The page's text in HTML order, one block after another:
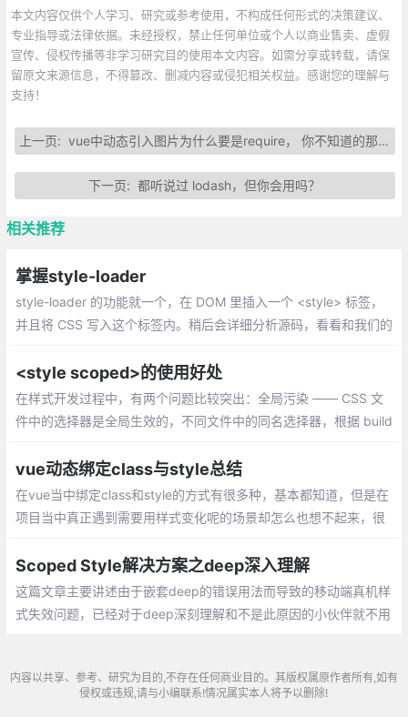
本文内容仅供个人学习、研究或参考使用，不构成任何形式的决策建议、
专业指导或法律依据。未经授权，禁止任何单位或个人以商业售卖、虚假
宣传、侵权传播等非学习研究目的使用本文内容。如需分享或转载，请保
留原文来源信息，不得篡改、删减内容或侵犯相关权益。感谢您的理解与
支持！
上一页:vue中动态引入图片为什么要是require， 你不知道的那些事
下一页:都听说过 lodash，但你会用吗？
相关推荐
掌握style-loader
style-loader 的功能就一个，在 DOM 里插入一个 <style> 标签，
并且将 CSS 写入这个标签内。稍后会详细分析源码，看看和我们的
<style scoped>的使用好处
在样式开发过程中，有两个问题比较突出：全局污染 —— CSS 文
件中的选择器是全局生效的，不同文件中的同名选择器，根据 build
vue动态绑定class与style总结
在vue当中绑定class和style的方式有很多种，基本都知道，但是在
项目当中真正遇到需要用样式变化呢的场景却怎么也想不起来，很
定样式的情况
Scoped Style解决方案之deep深入理解
这篇文章主要讲述由于嵌套deep的错误用法而导致的移动端真机样
式失效问题，已经对于deep深刻理解和不是此原因的小伙伴就不用
内容以共享、参考、研究为目的,不存在任何商业目的。其版权属原作者所有,如有
侵权或违规,请与小编联系!情况属实本人将予以删除!